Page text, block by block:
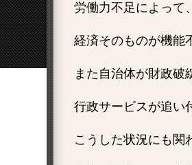
労働力不足によって
経済そのものが機能
また自治体が財政破
行政サービスが追い
こうした状況にも関